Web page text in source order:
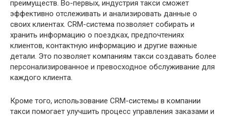
преимуществ. Во-первых, индустрия такси сможет
эффективно отслеживать и анализировать данные о
своих клиентах. CRM-система позволяет собирать и
хранить информацию о поездках, предпочтениях
клиентов, контактную информацию и другие важные
детали. Это позволяет компаниям такси создавать более
персонализированное и превосходное обслуживание для
каждого клиента.
Кроме того, использование CRM-системы в компании
такси помогает улучшить процесс управления заказами и